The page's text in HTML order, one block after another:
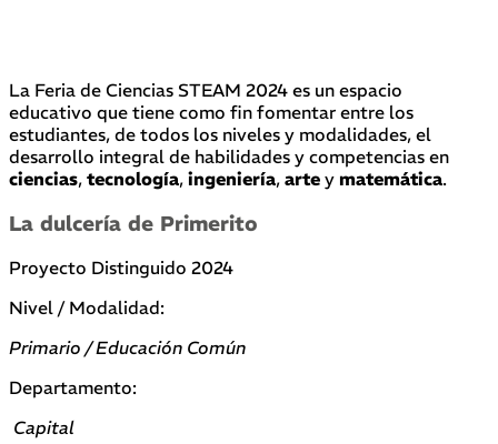
La Feria de Ciencias STEAM 2024 es un espacio
educativo que tiene como fin fomentar entre los
estudiantes, de todos los niveles y modalidades, el
desarrollo integral de habilidades y competencias en
ciencias, tecnología, ingeniería, arte y matemática.
La dulcería de Primerito
Proyecto Distinguido 2024
Nivel / Modalidad:
Primario / Educación Común
Departamento:
Capital